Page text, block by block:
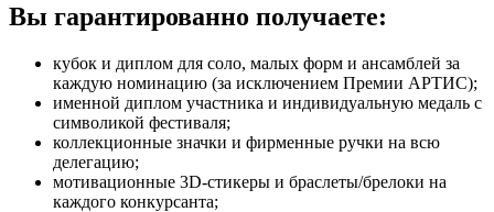
Вы гарантированно получаете:
кубок и диплом для соло, малых форм и ансамблей за
каждую номинацию (за исключением Премии АРТИС);
именной диплом участника и индивидуальную медаль с
символикой фестиваля;
коллекционные значки и фирменные ручки на всю
делегацию;
мотивационные 3D-стикеры и браслеты/брелоки на
каждого конкурсанта;